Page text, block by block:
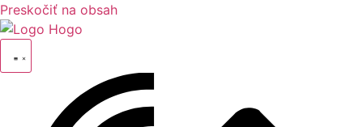
Preskočiť na obsah